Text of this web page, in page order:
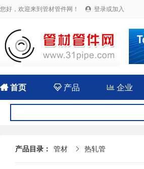
您好，欢迎来到管材管件网！  登录或加入
首页 产品  企业
产品目录： 管材  热轧管